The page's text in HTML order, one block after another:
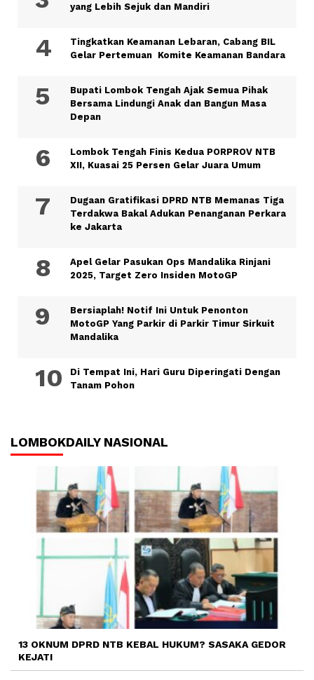
yang Lebih Sejuk dan Mandiri
Tingkatkan Keamanan Lebaran, Cabang BIL
Gelar Pertemuan Komite Keamanan Bandara
Bupati Lombok Tengah Ajak Semua Pihak
Bersama Lindungi Anak dan Bangun Masa
Depan
Lombok Tengah Finis Kedua PORPROV NTB
XII, Kuasai 25 Persen Gelar Juara Umum
Dugaan Gratifikasi DPRD NTB Memanas Tiga
Terdakwa Bakal Adukan Penanganan Perkara
ke Jakarta
Apel Gelar Pasukan Ops Mandalika Rinjani
2025, Target Zero Insiden MotoGP
Bersiaplah! Notif Ini Untuk Penonton
MotoGP Yang Parkir di Parkir Timur Sirkuit
Mandalika
Di Tempat Ini, Hari Guru Diperingati Dengan
Tanam Pohon
LOMBOKDAILY NASIONAL
13 OKNUM DPRD NTB KEBAL HUKUM? SASAKA GEDOR
KEJATI